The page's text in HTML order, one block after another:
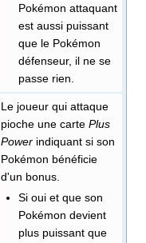
Pokémon attaquant
est aussi puissant
que le Pokémon
défenseur, il ne se
passe rien.
Le joueur qui attaque
pioche une carte Plus
Power indiquant si son
Pokémon bénéficie
d'un bonus.
Si oui et que son
Pokémon devient
plus puissant que